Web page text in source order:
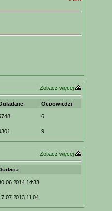
Zobacz więcej
Odpowiedzi
6
9
Zobacz więcej
14:33
11:04